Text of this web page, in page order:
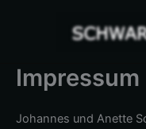
Impressum
Johannes und Anette